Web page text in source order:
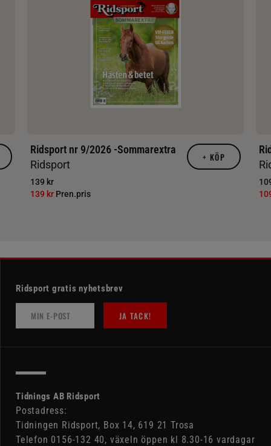
Ridsport nr 9/2026 -Sommarextra
Ridsport
139 kr
139 kr Pren.pris
+ KÖP
Ridsport gratis nyhetsbrev
JA TACK!
Tidnings AB Ridsport
Postadress:
Tidningen Ridsport, Box 14, 619 21 Trosa
Telefon 0156-132 40, växeln öppen kl 8.30-16 vardagar